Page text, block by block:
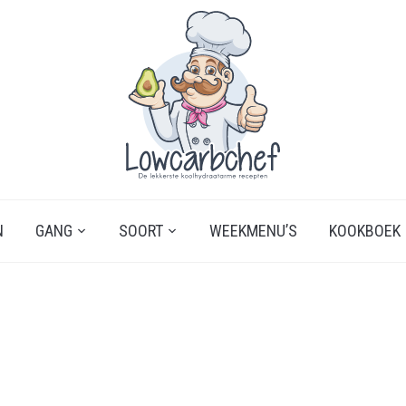
GANG SOORT WEEKMENU’S KOOKBOEK